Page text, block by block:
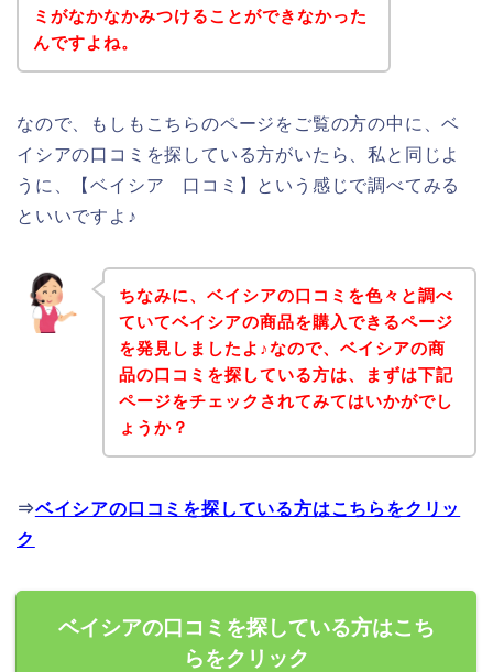
ミがなかなかみつけることができなかった
んですよね。
なので、もしもこちらのページをご覧の方の中に、ベ
イシアの口コミを探している方がいたら、私と同じよ
うに、【ベイシア 口コミ】という感じで調べてみる
といいですよ♪
ちなみに、ベイシアの口コミを色々と調べ
ていてベイシアの商品を購入できるページ
を発見しましたよ♪なので、ベイシアの商
品の口コミを探している方は、まずは下記
ページをチェックされてみてはいかがでし
ょうか？
⇒ベイシアの口コミを探している方はこちらをクリッ
ク
ベイシアの口コミを探している方はこち
らをクリック